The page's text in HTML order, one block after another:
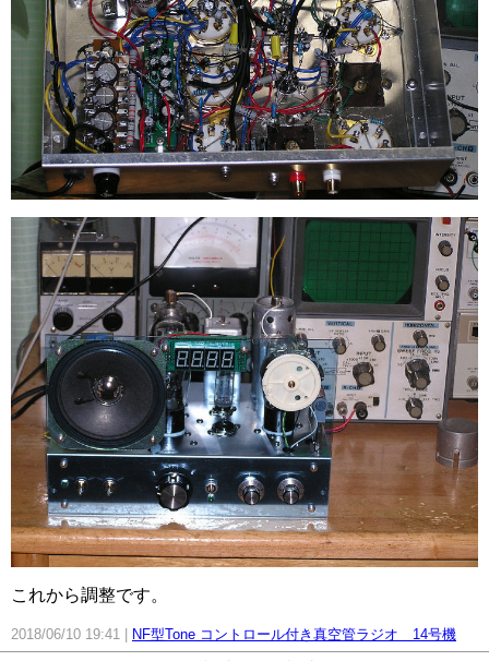
これから調整です。
2018/06/10 19:41 NF型Tone コントロール付き真空管ラジオ 14号機